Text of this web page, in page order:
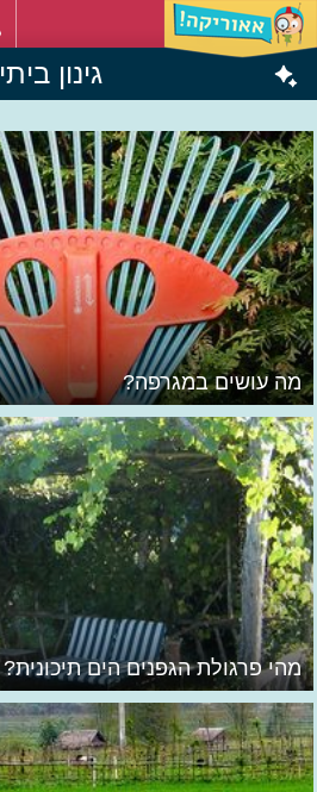
גינון ביתי
מה עושים במגרפה?
מהי פרגולת הגפנים הים תיכונית?